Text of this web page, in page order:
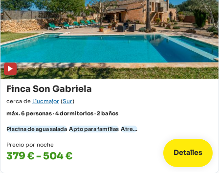
Finca Son Gabriela
cerca de Llucmajor (Sur)
máx. 6 personas · 4 dormitorios · 2 baños
Piscina de agua salada Apto para familias Aire...
Precio por noche
379 € - 504 € Detalles